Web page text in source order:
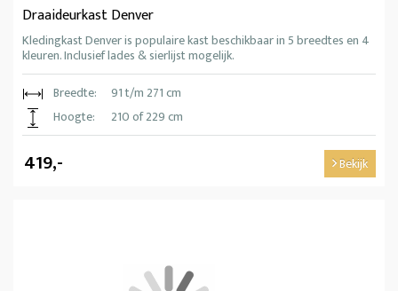
Draaideurkast Denver
Kledingkast Denver is populaire kast beschikbaar in 5 breedtes en 4
kleuren. Inclusief lades & sierlijst mogelijk.
Breedte:
91 t/m 271 cm
Hoogte:
210 of 229 cm
419,- Bekijk